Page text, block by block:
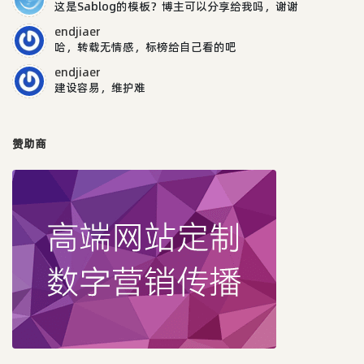
这是Sablog的模板？博主可以分享给我吗，谢谢
endjiaer
哈，转载无情感，标榜给自己看的吧
endjiaer
建设容易，维护难
赞助商